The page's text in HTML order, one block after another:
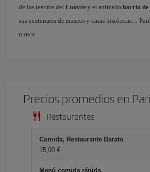
de los tesoros del Louvre y el animado barrio
sus centenares de museos y casas históricas…
nunca.
Precios promedios en
Restaurantes
Comida, Restaurante Barato
15,00 €
Menú comida rápida